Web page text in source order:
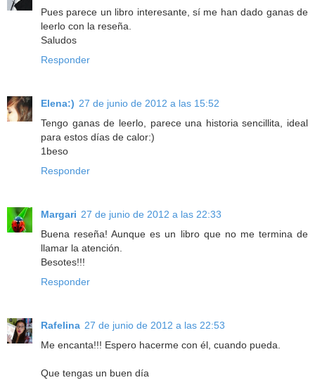
Pues parece un libro interesante, sí me han dado ganas de
leerlo con la reseña.
Saludos
Responder
Elena:) 27 de junio de 2012 a las 15:52
Tengo ganas de leerlo, parece una historia sencillita, ideal
para estos días de calor:)
1beso
Responder
Margari 27 de junio de 2012 a las 22:33
Buena reseña! Aunque es un libro que no me termina de
llamar la atención.
Besotes!!!
Responder
Rafelina 27 de junio de 2012 a las 22:53
Me encanta!!! Espero hacerme con él, cuando pueda.
Que tengas un buen día